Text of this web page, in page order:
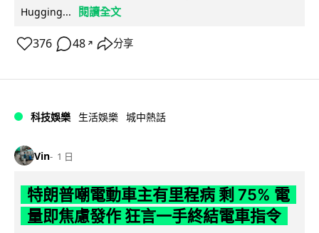
Hugging...
閱讀全文
376 48 ↗ 分享
科技娛樂 生活娛樂 城中熱話
Vin 1 日
特朗普嘲電動車主有里程病 剩 75% 電
量即焦慮發作 狂言一手終結電車指令